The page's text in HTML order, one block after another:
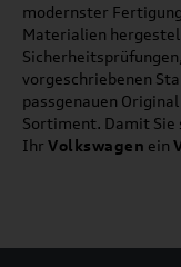
modernster
Materialien
vorgeschriebenen
passgenauen
Sortiment. Damit Sie
Ihr Volkswagen ein